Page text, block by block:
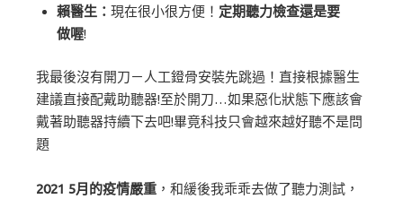
賴醫生： 現在很小很方便！ 定期聽力檢查還是要
做喔!
我最後沒有開刀－人工鐙骨安裝先跳過！直接根據醫生
建議直接配戴助聽器!至於開刀…如果惡化狀態下應該會
戴著助聽器持續下去吧!畢竟科技只會越來越好聽不是問
題
2021 5月的疫情嚴重 ，和緩後我乖乖去做了聽力測試，